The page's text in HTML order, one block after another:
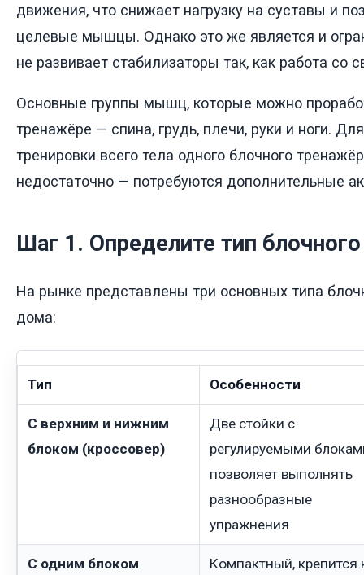
движения, что снижает нагрузку на суставы и
целевые мышцы. Однако это же является и
не развивает стабилизаторы так, как работа со
Основные группы мышц, которые можно
тренажёре — спина, грудь, плечи, руки и ноги.
тренировки всего тела одного блочного
недостаточно — потребуются дополнительные
Шаг 1. Определите тип
На рынке представлены три основных типа
дома:
Тип Особенности
С верхним и нижним
блоком (кроссовер)
Две стойки с
регулируемыми
позволяет выполнять
разнообразные
упражнения
С одним блоком
Компактный, крепится